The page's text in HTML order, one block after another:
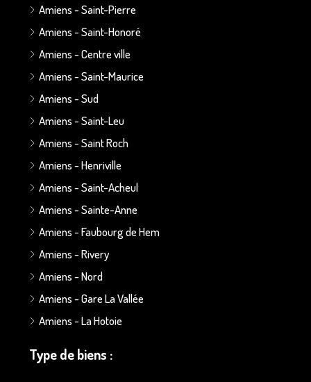
Amiens - Saint-Pierre
Amiens - Saint-Honoré
Amiens - Centre ville
Amiens - Saint-Maurice
Amiens - Sud
Amiens - Saint-Leu
Amiens - Saint Roch
Amiens - Henriville
Amiens - Saint-Acheul
Amiens - Sainte-Anne
Amiens - Faubourg de Hem
Amiens - Rivery
Amiens - Nord
Amiens - Gare La Vallée
Amiens - La Hotoie
Type de biens :